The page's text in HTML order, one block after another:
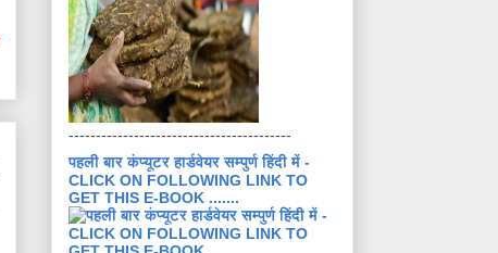
-----------------------------------------
पहली बार कंप्यूटर हार्डवेयर सम्पुर्ण हिंदी में -
CLICK ON FOLLOWING LINK TO
GET THIS E-BOOK .......